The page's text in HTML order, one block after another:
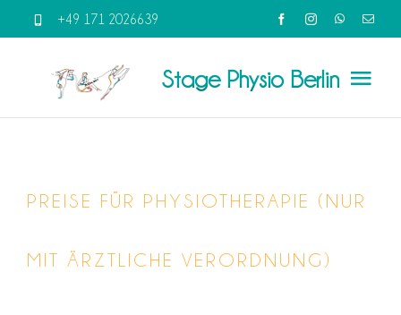
+49 171 2026639
Stage Physio Berlin
Über mich
Leistungen
PREISE FÜR PHYSIOTHERAPIE (NUR
MIT ÄRZTLICHE VERORDNUNG)